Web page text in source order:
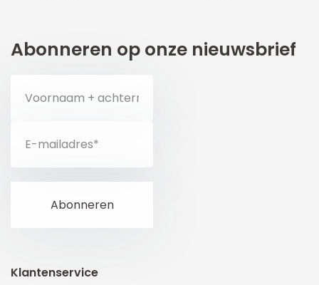
Abonneren op onze nieuwsbrief
Klantenservice